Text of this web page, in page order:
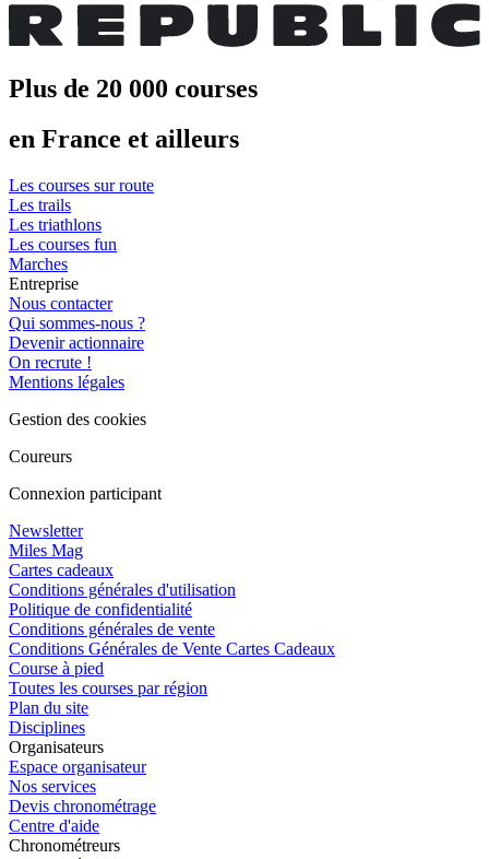
Plus de 20 000 courses
en France et ailleurs
Les courses sur route
Les trails
Les triathlons
Les courses fun
Marches
Entreprise
Nous contacter
Qui sommes-nous ?
Devenir actionnaire
On recrute !
Mentions légales
Gestion des cookies
Coureurs
Connexion participant
Newsletter
Miles Mag
Cartes cadeaux
Conditions générales d'utilisation
Politique de confidentialité
Conditions générales de vente
Conditions Générales de Vente Cartes Cadeaux
Course à pied
Toutes les courses par région
Plan du site
Disciplines
Organisateurs
Espace organisateur
Nos services
Devis chronométrage
Centre d'aide
Chronométreurs